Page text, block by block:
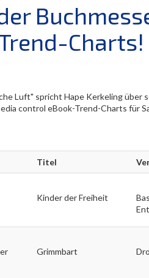
Charts!
Luft" spricht Hape Kerkeling über
control eBook-Trend-Charts für
Titel
Kinder der Freiheit
Grimmbart